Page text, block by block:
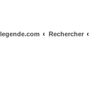
Rechercher